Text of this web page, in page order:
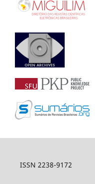
ISSN 2238-9172